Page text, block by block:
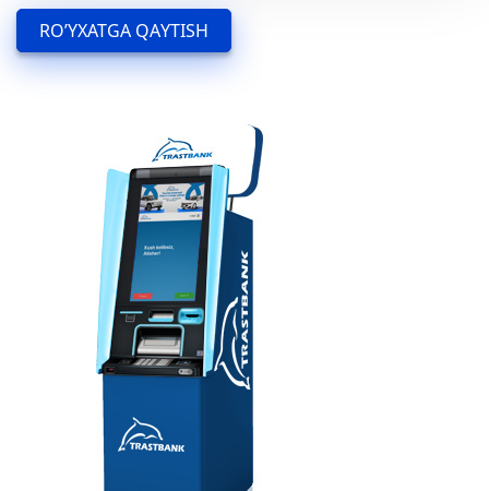
RO’YXATGA QAYTISH